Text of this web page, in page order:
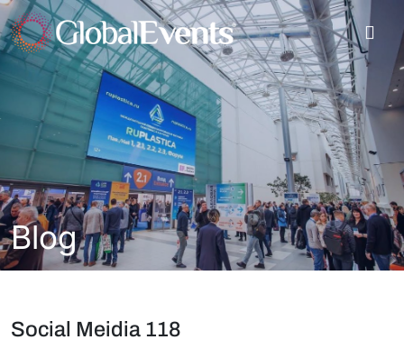
Blog
Social Meidia 118